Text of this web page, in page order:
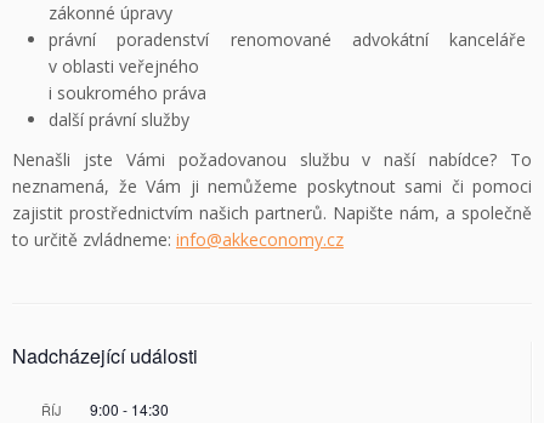
zákonné úpravy
právní poradenství renomované advokátní kanceláře
v oblasti veřejného
i soukromého práva
další právní služby
Nenašli jste Vámi požadovanou službu v naší nabídce? To
neznamená, že Vám ji nemůžeme poskytnout sami či pomoci
zajistit prostřednictvím našich partnerů. Napište nám, a společně
to určitě zvládneme: info@akkeconomy.cz
Nadcházející události
ŘÍJ 9:00 - 14:30